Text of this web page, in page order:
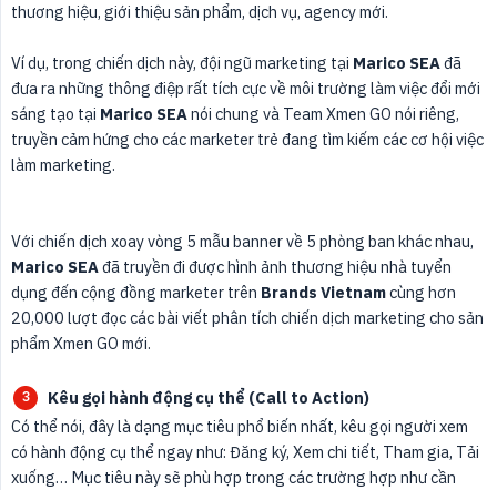
thương hiệu, giới thiệu sản phẩm, dịch vụ, agency mới.
Ví dụ, trong chiến dịch này, đội ngũ marketing tại Marico SEAđã
đưa ra những thông điệp rất tích cực về môi trường làm việc đổi mới
sáng tạo tại Marico SEAnói chung và Team Xmen GO nói riêng,
truyền cảm hứng cho các marketer trẻ đang tìm kiếm các cơ hội việc
làm marketing.
Với chiến dịch xoay vòng 5 mẫu banner về 5 phòng ban khác nhau,
Marico SEAđã truyền đi được hình ảnh thương hiệu nhà tuyển
dụng đến cộng đồng marketer trên Brands Vietnamcùng hơn
20,000 lượt đọc các bài viết phân tích chiến dịch marketing cho sản
phẩm Xmen GO mới.
Kêu gọi hành động cụ thể (Call to Action)
Có thể nói, đây là dạng mục tiêu phổ biến nhất, kêu gọi người xem
có hành động cụ thể ngay như: Đăng ký, Xem chi tiết, Tham gia, Tải
xuống… Mục tiêu này sẽ phù hợp trong các trường hợp như cần